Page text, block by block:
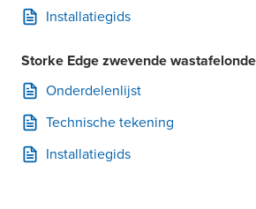
Installatiegids
Storke Edge zwevende
Onderdelenlijst
Technische tekening
Installatiegids